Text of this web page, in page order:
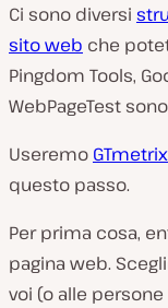
Ci sono diversi
sito web che
Pingdom Tools,
WebPageTest
Useremo GTmetrix
questo passo.
Per prima cosa,
pagina web.
voi (o alle